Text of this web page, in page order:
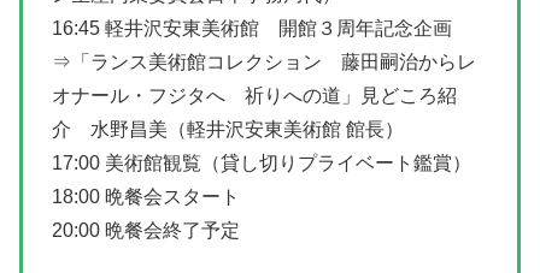
16:45 軽井沢安東美術館 開館３周年記念企画
⇒「ランス美術館コレクション 藤田嗣治からレ
オナール・フジタへ 祈りへの道」見どころ紹
介 水野昌美（軽井沢安東美術館 館長）
17:00 美術館観覧（貸し切りプライベート鑑賞）
18:00 晩餐会スタート
20:00 晩餐会終了予定